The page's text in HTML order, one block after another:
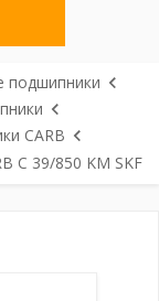
подшипники
CARB
C 39/850 KM SKF